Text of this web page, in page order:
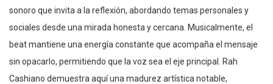
sonoro que invita a la reflexión, abordando temas personales y
sociales desde una mirada honesta y cercana. Musicalmente, el
beat mantiene una energía constante que acompaña el mensaje
sin opacarlo, permitiendo que la voz sea el eje principal. Rah
Cashiano demuestra aquí una madurez artística notable,